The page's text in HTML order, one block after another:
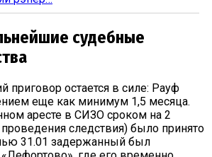
судебные
приговор остается в силе: Рауф
еще как минимум 1,5 месяца.
аресте в СИЗО сроком на 2
следствия) было принято
31.01 задержанный был